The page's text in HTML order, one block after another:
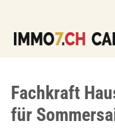
Fachkraft
für